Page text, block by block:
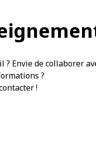
Envie de collaborer
?
!